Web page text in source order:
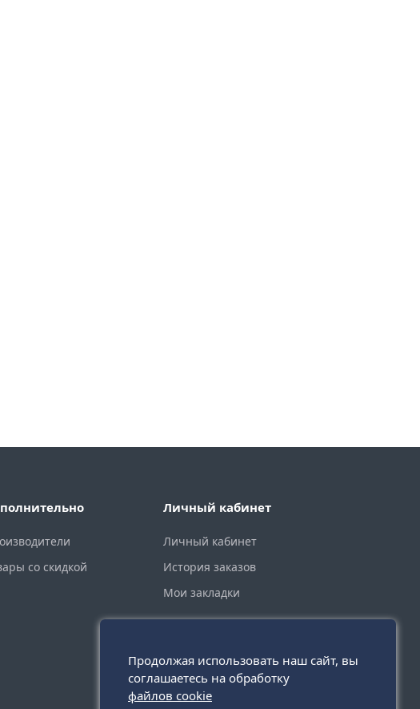
со скидкой
Личный кабинет
Личный кабинет
История заказов
Мои закладки
Продолжая использовать наш сайт, вы
соглашаетесь на обработку
файлов cookie